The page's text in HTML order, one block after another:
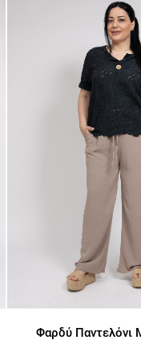
Μπεζ